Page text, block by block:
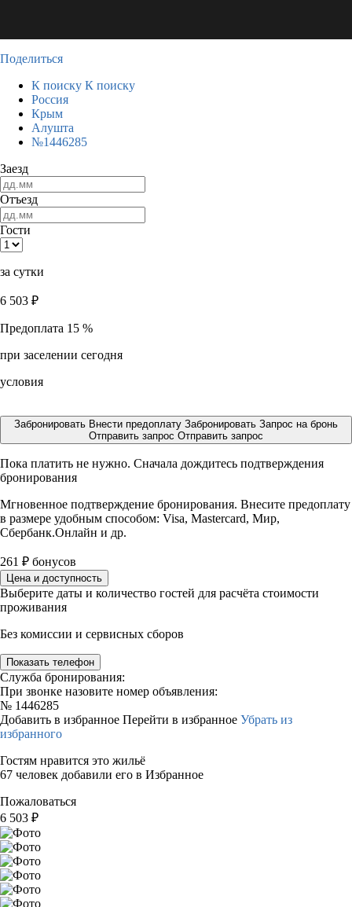
Поделиться
К поиску К поиску
Россия
Крым
Алушта
№1446285
Заезд
Отъезд
Гости
за сутки
6 503 ₽
Предоплата 15 %
при заселении сегодня
условия
Забронировать Внести предоплату Забронировать Запрос на бронь
Отправить запрос Отправить запрос
Пока платить не нужно. Сначала дождитесь подтверждения
бронирования
Мгновенное подтверждение бронирования. Внесите предоплату
в размере удобным способом: Visa, Mastercard, Мир,
Сбербанк.Онлайн и др.
261 ₽ бонусов
Цена и доступность
Выберите даты и количество гостей для расчёта стоимости
проживания
Без комиссии и сервисных сборов
Показать телефон
Служба бронирования:
При звонке назовите номер объявления:
№ 1446285
Добавить в избранное Перейти в избранное Убрать из
избранного
Гостям нравится это жильё
67 человек добавили его в Избранное
Пожаловаться
6 503 ₽